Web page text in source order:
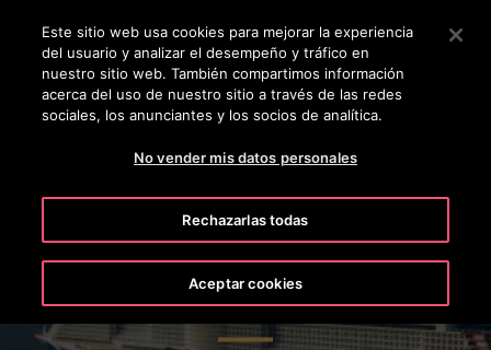
Pulse Intro para saltar al contenido principal
BUSCAR
Cruceros
Este sitio web usa cookies para mejorar la experiencia
del usuario y analizar el desempeño y tráfico en
nuestro sitio web. También compartimos información
acerca del uso de nuestro sitio a través de las redes
sociales, los anunciantes y los socios de analítica.
No vender mis datos personales
Rechazarlas todas
Aceptar cookies